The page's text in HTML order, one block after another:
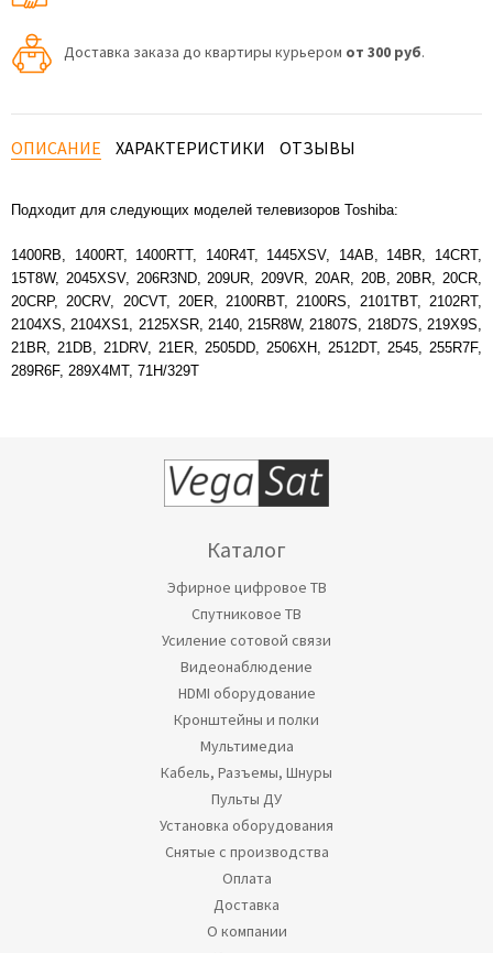
Доставка заказа до квартиры курьером от 300 руб.
ОПИСАНИЕ ХАРАКТЕРИСТИКИ ОТЗЫВЫ
Подходит для следующих моделей телевизоров Toshiba:
1400RB, 1400RT, 1400RTT, 140R4T, 1445XSV, 14AB, 14BR, 14CRT,
15T8W, 2045XSV, 206R3ND, 209UR, 209VR, 20AR, 20B, 20BR, 20CR,
20CRP, 20CRV, 20CVT, 20ER, 2100RBT, 2100RS, 2101TBT, 2102RT,
2104XS, 2104XS1, 2125XSR, 2140, 215R8W, 21807S, 218D7S, 219X9S,
21BR, 21DB, 21DRV, 21ER, 2505DD, 2506XH, 2512DT, 2545, 255R7F,
289R6F, 289X4MT, 71H/329T
Каталог
Эфирное цифровое ТВ
Спутниковое ТВ
Усиление сотовой связи
Видеонаблюдение
HDMI оборудование
Кронштейны и полки
Мультимедиа
Кабель, Разъемы, Шнуры
Пульты ДУ
Установка оборудования
Снятые с производства
Оплата
Доставка
О компании